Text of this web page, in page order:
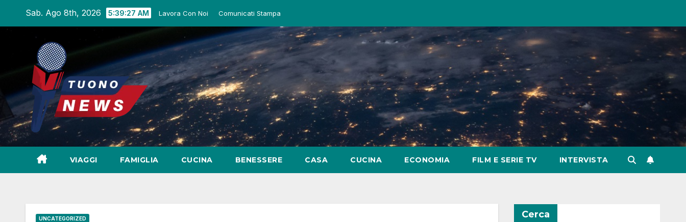
contenuto
Sab. Ago 8th, 2026 5:39:28 AM Lavora Con Noi Comunicati Stampa
VIAGGI FAMIGLIA CUCINA BENESSERE CASA CUCINA ECONOMIA FILM E SERIE TV INTERVISTA
UNCATEGORIZED Cerca